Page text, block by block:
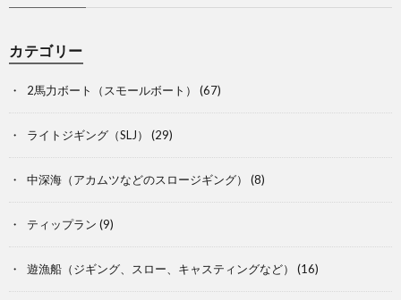
カテゴリー
2馬力ボート（スモールボート） (67)
ライトジギング（SLJ） (29)
中深海（アカムツなどのスロージギング） (8)
ティップラン (9)
遊漁船（ジギング、スロー、キャスティングなど） (16)